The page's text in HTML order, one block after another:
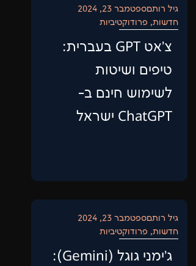
גיל רותםספטמבר 23, 2024
חדשות, פרודוקטיביות
צ'אט GPT בעברית:
טיפים ושיטות
לשימוש חינם ב-
ChatGPT ישראל
גיל רותםספטמבר 23, 2024
חדשות, פרודוקטיביות
‏ג'ימני גוגל (Gemini):